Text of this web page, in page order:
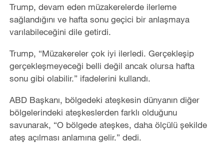
Trump, devam eden müzakerelerde ilerleme
sağlandığını ve hafta sonu geçici bir anlaşmaya
varılabileceğini dile getirdi.
Trump, “Müzakereler çok iyi ilerledi. Gerçekleşip
gerçekleşmeyeceği belli değil ancak olursa hafta
sonu gibi olabilir.” ifadelerini kullandı.
ABD Başkanı, bölgedeki ateşkesin dünyanın diğer
bölgelerindeki ateşkeslerden farklı olduğunu
savunarak, “O bölgede ateşkes, daha ölçülü şekilde
ateş açılması anlamına gelir.” dedi.